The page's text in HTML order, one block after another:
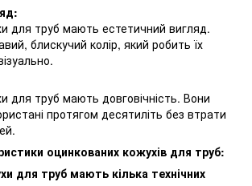
для труб мають естетичний вигляд.
блискучий колір, який робить їх
для труб мають довговічність. Вони
протягом десятиліть без втрати
оцинкованих кожухів для труб:
для труб мають кілька технічних